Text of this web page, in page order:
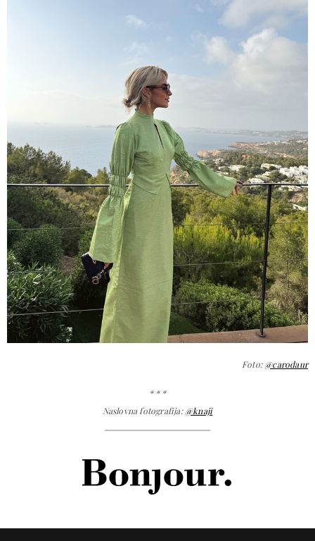
Foto:@carodaur
* * *
Naslovna fotografija:@knaji